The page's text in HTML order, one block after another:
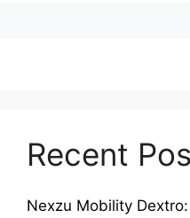
Recent
Nexzu Mobility Dextro: